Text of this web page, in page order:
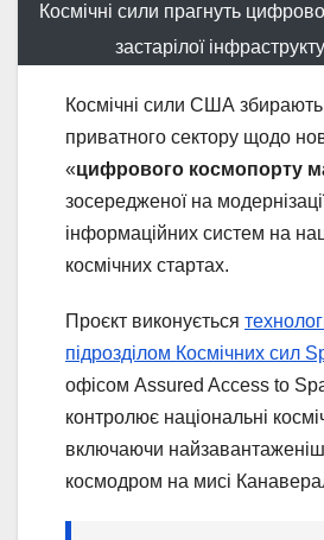
Космічні сили прагнуть
застарілої
Космічні сили США збирають
приватного сектору щодо
«цифрового космопорту
зосередженої на
інформаційних систем на
космічних стартах.
Проєкт виконується
підрозділом Космічних сил
офісом Assured Access to
контролює національні
включаючи
космодром на мисі